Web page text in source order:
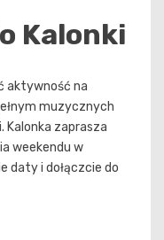
Kalonki
aktywność na
muzycznych
Kalonka zaprasza
weekendu w
daty i dołączcie do